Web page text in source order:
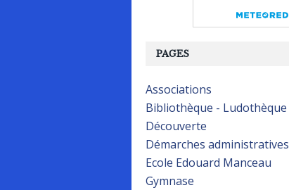
PAGES
Associations
Bibliothèque - Ludothèque
Découverte
Démarches administratives
Ecole Edouard Manceau
Gymnase